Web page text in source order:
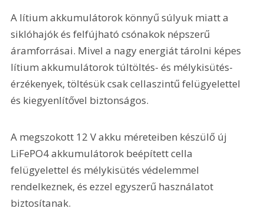
A lítium akkumulátorok könnyű súlyuk miatt a
siklóhajók és felfújható csónakok népszerű
áramforrásai. Mivel a nagy energiát tárolni képes
lítium akkumulátorok túltöltés- és mélykisütés-
érzékenyek, töltésük csak cellaszintű felügyelettel
és kiegyenlítővel biztonságos.
A megszokott 12 V akku méreteiben készülő új
LiFePO4 akkumulátorok beépített cella
felügyelettel és mélykisütés védelemmel
rendelkeznek, és ezzel egyszerű használatot
biztosítanak.